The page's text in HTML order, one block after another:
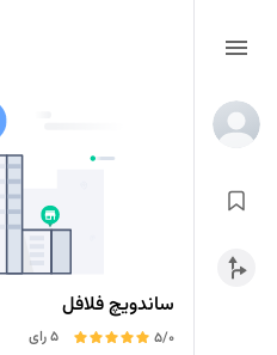
ساندویچ فلافل
5/0
5 رای